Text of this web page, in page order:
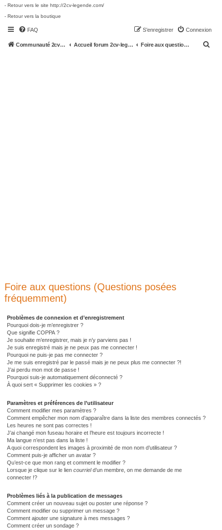
- Retour vers le site http://2cv-legende.com/
- Retour vers la boutique
FAQ Connexion
S’enregistrer
Communauté 2cv-legende.com Accueil forum 2cv-legende.com Foire aux questions (Questions posées fréquemment)
Foire aux questions (Questions posées
fréquemment)
Problèmes de connexion et d’enregistrement
Pourquoi dois-je m’enregistrer ?
Que signifie COPPA ?
Je souhaite m’enregistrer, mais je n’y parviens pas !
Je suis enregistré mais je ne peux pas me connecter !
Pourquoi ne puis-je pas me connecter ?
Je me suis enregistré par le passé mais je ne peux plus me connecter ?!
J’ai perdu mon mot de passe !
Pourquoi suis-je automatiquement déconnecté ?
À quoi sert « Supprimer les cookies » ?
Paramètres et préférences de l’utilisateur
Comment modifier mes paramètres ?
Comment empêcher mon nom d’apparaître dans la liste des membres connectés ?
Les heures ne sont pas correctes !
J’ai changé mon fuseau horaire et l’heure est toujours incorrecte !
Ma langue n’est pas dans la liste !
A quoi correspondent les images à proximité de mon nom d’utilisateur ?
Comment puis-je afficher un avatar ?
Qu’est-ce que mon rang et comment le modifier ?
Lorsque je clique sur le lien courrield’un membre, on me demande de me
connecter !?
Problèmes liés à la publication de messages
Comment créer un nouveau sujet ou poster une réponse ?
Comment modifier ou supprimer un message ?
Comment ajouter une signature à mes messages ?
Comment créer un sondage ?